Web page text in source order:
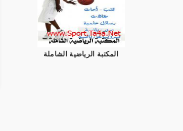
المكتبة الرياضية الشاملة